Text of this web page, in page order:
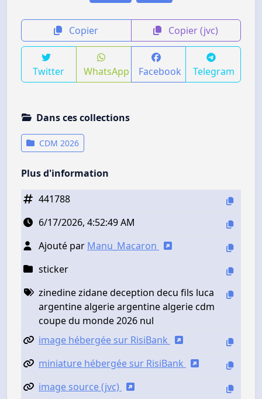
Copier Copier (jvc)
Twitter WhatsApp Facebook Telegram
Dans ces collections
CDM 2026
Plus d'information
441788
6/17/2026, 4:52:49 AM
Ajouté par Manu_Macaron
sticker
zinedine zidane deception decu fils luca
argentine algerie argentine algerie cdm
coupe du monde 2026 nul
image hébergée sur RisiBank
miniature hébergée sur RisiBank
image source (jvc)